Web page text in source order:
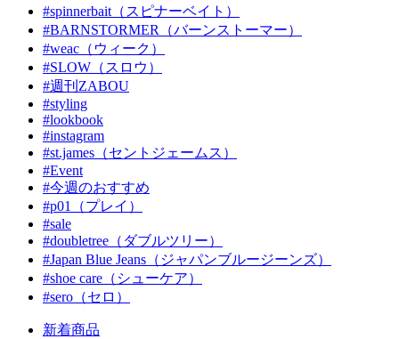
#spinnerbait（スピナーベイト）
#BARNSTORMER（バーンストーマー）
#weac（ウィーク）
#SLOW（スロウ）
#週刊ZABOU
#styling
#lookbook
#instagram
#st.james（セントジェームス）
#Event
#今週のおすすめ
#p01（プレイ）
#sale
#doubletree（ダブルツリー）
#Japan Blue Jeans（ジャパンブルージーンズ）
#shoe care（シューケア）
#sero（セロ）
新着商品